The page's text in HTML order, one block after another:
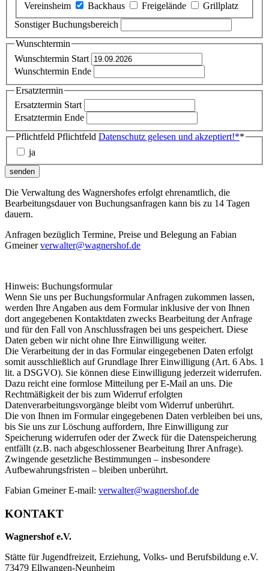
Vereinsheim
Backhaus Freigelände
Grillplatz
Sonstiger Buchungsbereich
Wunschtermin
Wunschtermin Start
Wunschtermin Ende
Ersatztermin
Ersatztermin Start
Ersatztermin Ende
Pflichtfeld Pflichtfeld Datenschutz gelesen und akzeptiert!**
ja
senden
Die Verwaltung des Wagnershofes erfolgt ehrenamtlich, die
Bearbeitungsdauer von Buchungsanfragen kann bis zu 14 Tagen
dauern.
Anfragen bezüglich Termine, Preise und Belegung an Fabian
Gmeinerverwalter@wagnershof.de
Hinweis: Buchungsformular
Wenn Sie uns per Buchungsformular Anfragen zukommen lassen,
werden Ihre Angaben aus dem Formular inklusive der von Ihnen
dort angegebenen Kontaktdaten zwecks Bearbeitung der Anfrage
und für den Fall von Anschlussfragen bei uns gespeichert. Diese
Daten geben wir nicht ohne Ihre Einwilligung weiter.
Die Verarbeitung der in das Formular eingegebenen Daten erfolgt
somit ausschließlich auf Grundlage Ihrer Einwilligung (Art. 6 Abs. 1
lit. a DSGVO). Sie können diese Einwilligung jederzeit widerrufen.
Dazu reicht eine formlose Mitteilung per E-Mail an uns. Die
Rechtmäßigkeit der bis zum Widerruf erfolgten
Datenverarbeitungsvorgänge bleibt vom Widerruf unberührt.
Die von Ihnen im Formular eingegebenen Daten verbleiben bei uns,
bis Sie uns zur Löschung auffordern, Ihre Einwilligung zur
Speicherung widerrufen oder der Zweck für die Datenspeicherung
entfällt (z.B. nach abgeschlossener Bearbeitung Ihrer Anfrage).
Zwingende gesetzliche Bestimmungen – insbesondere
Aufbewahrungsfristen – bleiben unberührt.
Fabian Gmeiner E-mail: verwalter@wagnershof.de
KONTAKT
Wagnershof e.V.
Stätte für Jugendfreizeit, Erziehung, Volks- und Berufsbildung e.V.
73479 Ellwangen-Neunheim